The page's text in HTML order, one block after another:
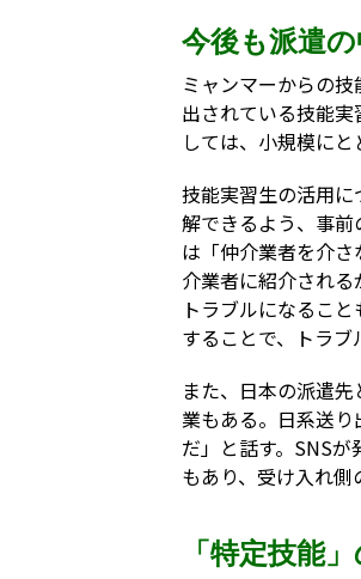
今後も派遣
ミャンマーからの
出されている技能
しては、小規模にと
技能実習生の活用
解できるよう、事
は「仲介業者を介
介業者に紹介される
トラブルになるこ
することで、トラブ
また、日本の派遣
業もある。日系送
だ」と話す。SNS
もあり、受け入れ側
「特定技能